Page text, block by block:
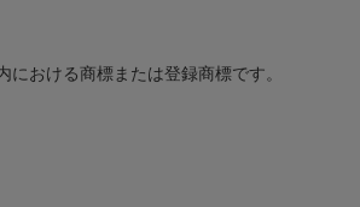
おける商標または登録商標です。